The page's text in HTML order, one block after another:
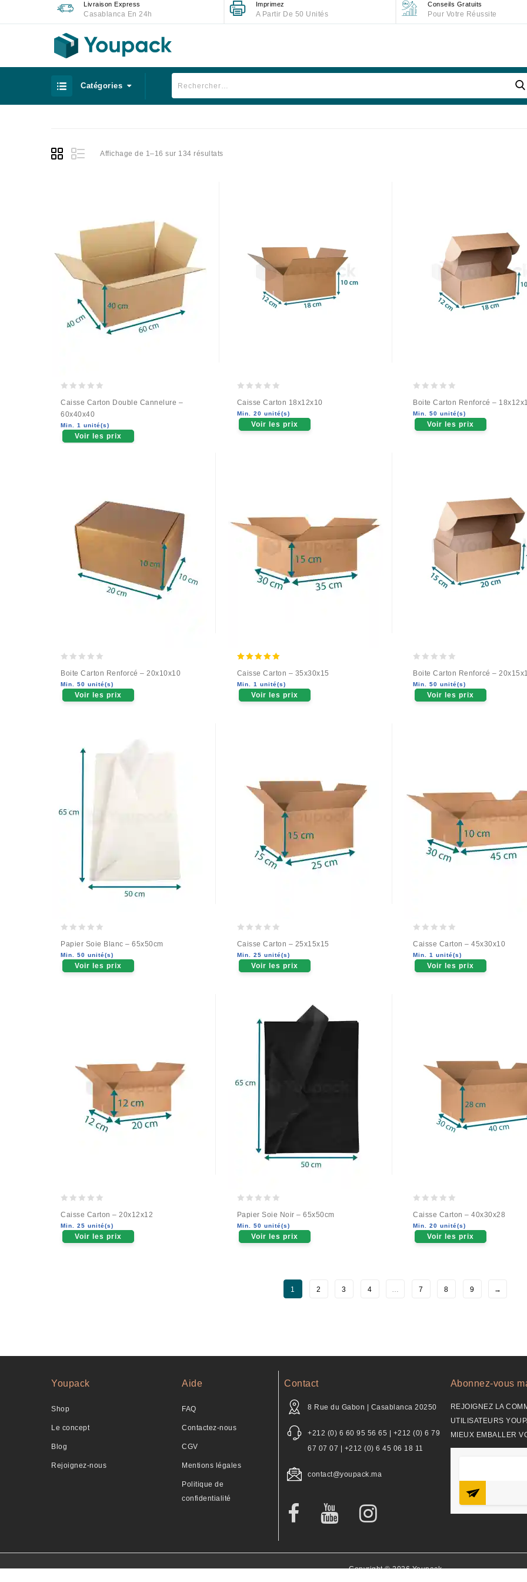
Livraison Express
Casablanca En 24h
Imprimez
A Partir De 50 Unités
Conseils Gratuits
Pour Votre Réussite
Catégories
Affichage de 1–16 sur 134 résultats
out
of
5
Caisse Carton Double Cannelure –
60x40x40
Min. 1 unité(s)
Voir les prix
out
of
5
Caisse Carton 18x12x10
Min. 20 unité(s)
Voir les prix
out
of
5
Boite Carton Renforcé –
Min. 50 unité(s)
Voir les prix
out
of
5
Boite Carton Renforcé – 20x10x10
Min. 50 unité(s)
Voir les prix
out of 5
Caisse Carton – 35x30x15
Min. 1 unité(s)
Voir les prix
out
of
5
Boite Carton Renforcé –
Min. 50 unité(s)
Voir les prix
out
of
5
Papier Soie Blanc – 65x50cm
Min. 50 unité(s)
Voir les prix
out
of
5
Caisse Carton – 25x15x15
Min. 25 unité(s)
Voir les prix
out
of
5
Caisse Carton – 45x30x10
Min. 1 unité(s)
Voir les prix
out
of
5
Caisse Carton – 20x12x12
Min. 25 unité(s)
Voir les prix
out
of
5
Papier Soie Noir – 65x50cm
Min. 50 unité(s)
Voir les prix
out
of
5
Caisse Carton – 40x30x28
Min. 20 unité(s)
Voir les prix
1 2 3 4 … 7 8 9 →
Youpack
Shop
Le concept
Blog
Rejoignez-nous
Aide
FAQ
Contactez-nous
CGV
Mentions légales
Politique de
confidentialité
Contact
8 Rue du Gabon | Casablanca 20250
+212 (0) 6 60 95 56 65 | +212 (0) 6 79
67 07 07 | +212 (0) 6 45 06 18 11
contact@youpack.ma
Abonnez-vous
REJOIGNEZ LA
UTILISATEURS
MIEUX EMBALLER
Copyright © 2026 Youpack